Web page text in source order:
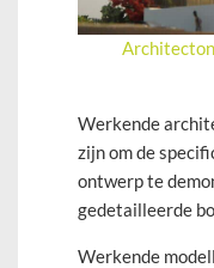
Werkende
zijn om de
ontwerp te
gedetailleerde
Werkende